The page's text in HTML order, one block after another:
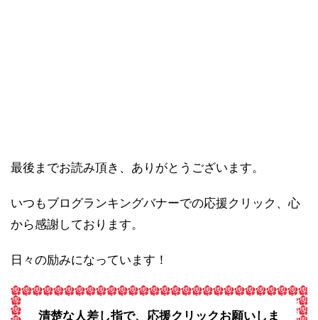
最後までお読み頂き、ありがとうございます。
いつもブログランキングバナーでの応援クリック、心
から感謝しております。
日々の励みになっています！
清楚な人差し指で、応援クリックお願いしま